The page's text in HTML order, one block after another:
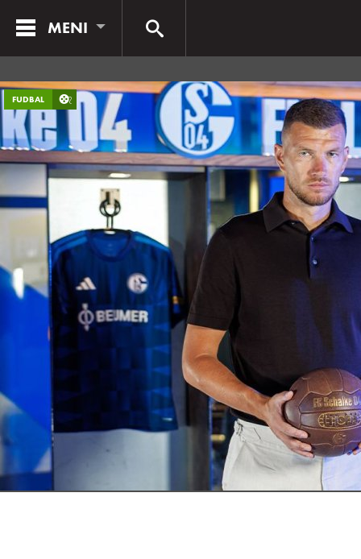
MENI
FUDBAL